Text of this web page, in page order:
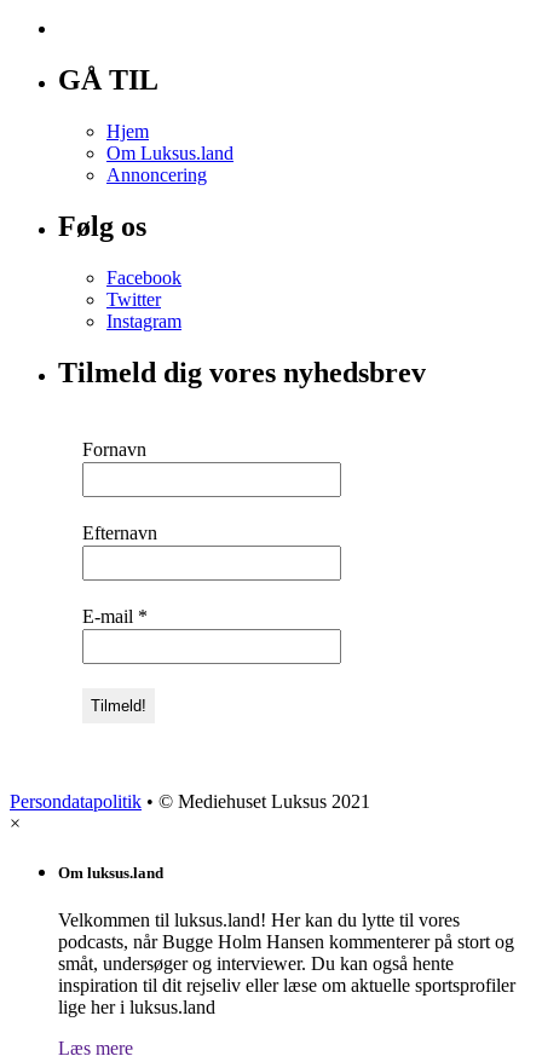
GÅ TIL
Hjem
Om Luksus.land
Annoncering
Følg os
Facebook
Twitter
Instagram
Tilmeld dig vores nyhedsbrev
Fornavn
Efternavn
E-mail *
Persondatapolitik • © Mediehuset Luksus 2021
×
Om luksus.land
Velkommen til luksus.land! Her kan du lytte til vores
podcasts, når Bugge Holm Hansen kommenterer på stort og
småt, undersøger og interviewer. Du kan også hente
inspiration til dit rejseliv eller læse om aktuelle sportsprofiler
lige her i luksus.land
Læs mere